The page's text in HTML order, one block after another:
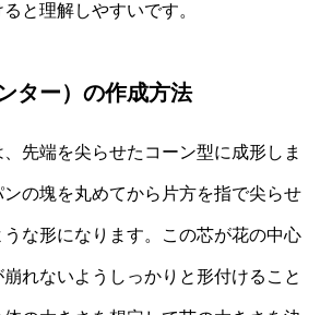
と理解しやすいです。
ター）の作成方法
先端を尖らせたコーン型に成形しま
の塊を丸めてから片方を指で尖らせ
な形になります。この芯が花の中心
れないようしっかりと形付けること